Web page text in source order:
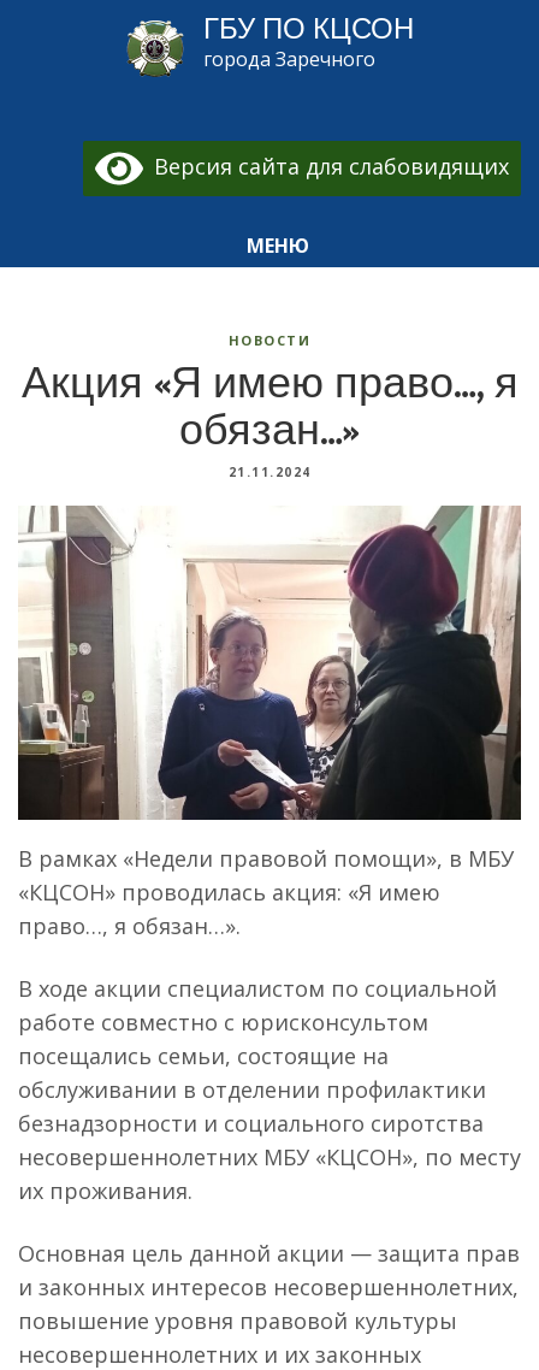
ГБУ ПО КЦСОН
города Заречного
Версия сайта для слабовидящих
МЕНЮ
НОВОСТИ
Акция «Я имею право…, я
обязан…»
21.11.2024
В рамках «Недели правовой помощи», в МБУ
«КЦСОН» проводилась акция: «Я имею
право…, я обязан…».
В ходе акции специалистом по социальной
работе совместно с юрисконсультом
посещались семьи, состоящие на
обслуживании в отделении профилактики
безнадзорности и социального сиротства
несовершеннолетних МБУ «КЦСОН», по месту
их проживания.
Основная цель данной акции — защита прав
и законных интересов несовершеннолетних,
повышение уровня правовой культуры
несовершеннолетних и их законных